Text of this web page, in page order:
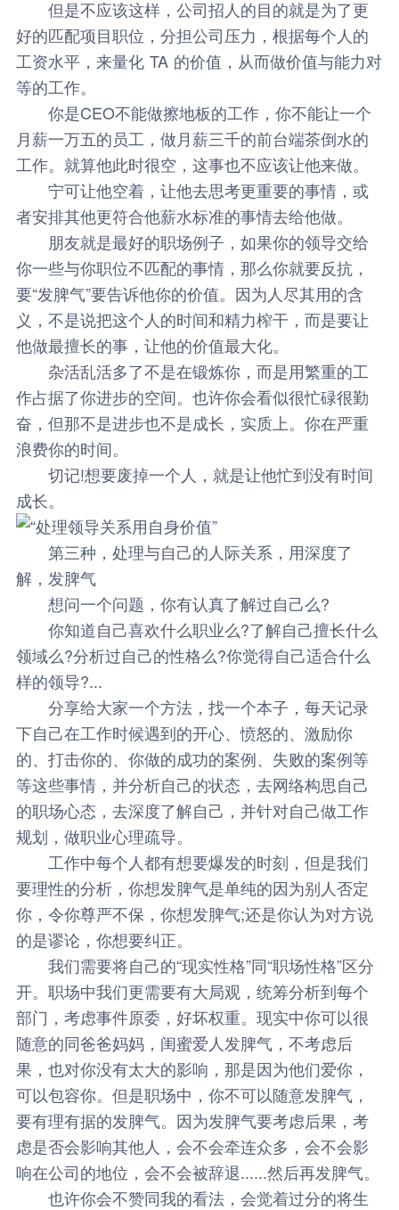
但是不应该这样，公司招人的目的就是为了更
好的匹配项目职位，分担公司压力，根据每个人的
工资水平，来量化 TA 的价值，从而做价值与能力对
等的工作。
你是CEO不能做擦地板的工作，你不能让一个
月薪一万五的员工，做月薪三千的前台端茶倒水的
工作。就算他此时很空，这事也不应该让他来做。
宁可让他空着，让他去思考更重要的事情，或
者安排其他更符合他薪水标准的事情去给他做。
朋友就是最好的职场例子，如果你的领导交给
你一些与你职位不匹配的事情，那么你就要反抗，
要“发脾气”要告诉他你的价值。因为人尽其用的含
义，不是说把这个人的时间和精力榨干，而是要让
他做最擅长的事，让他的价值最大化。
杂活乱活多了不是在锻炼你，而是用繁重的工
作占据了你进步的空间。也许你会看似很忙碌很勤
奋，但那不是进步也不是成长，实质上。你在严重
浪费你的时间。
切记!想要废掉一个人，就是让他忙到没有时间
成长。
第三种，处理与自己的人际关系，用深度了
解，发脾气
想问一个问题，你有认真了解过自己么?
你知道自己喜欢什么职业么?了解自己擅长什么
领域么?分析过自己的性格么?你觉得自己适合什么
样的领导?...
分享给大家一个方法，找一个本子，每天记录
下自己在工作时候遇到的开心、愤怒的、激励你
的、打击你的、你做的成功的案例、失败的案例等
等这些事情，并分析自己的状态，去网络构思自己
的职场心态，去深度了解自己，并针对自己做工作
规划，做职业心理疏导。
工作中每个人都有想要爆发的时刻，但是我们
要理性的分析，你想发脾气是单纯的因为别人否定
你，令你尊严不保，你想发脾气;还是你认为对方说
的是谬论，你想要纠正。
我们需要将自己的“现实性格”同“职场性格”区分
开。职场中我们更需要有大局观，统筹分析到每个
部门，考虑事件原委，好坏权重。现实中你可以很
随意的同爸爸妈妈，闺蜜爱人发脾气，不考虑后
果，也对你没有太大的影响，那是因为他们爱你，
可以包容你。但是职场中，你不可以随意发脾气，
要有理有据的发脾气。因为发脾气要考虑后果，考
虑是否会影响其他人，会不会牵连众多，会不会影
响在公司的地位，会不会被辞退......然后再发脾气。
也许你会不赞同我的看法，会觉着过分的将生